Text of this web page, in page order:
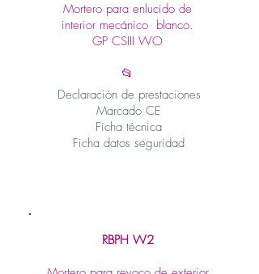
Mortero para enlucido de
interior mecánico blanco.
GP CSIII WO
📂
Declaración de prestaciones
Marcado CE
Ficha técnica
Ficha datos seguridad
RBPH W2